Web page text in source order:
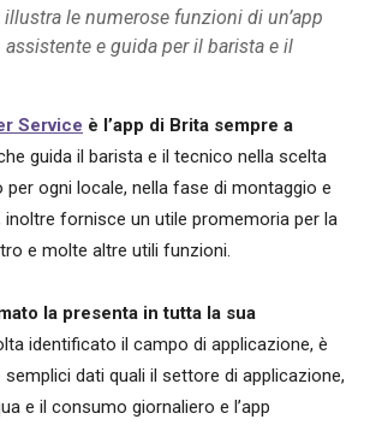
le numerose funzioni di un’app
e guida per il barista e il
Service è l’app di Brita sempre a
guida il barista e il tecnico nella scelta
ogni locale, nella fase di montaggio e
inoltre fornisce un utile promemoria per la
e molte altre utili funzioni.
la presenta in tutta la sua
identificato il campo di applicazione, è
dati quali il settore di applicazione,
e il consumo giornaliero e l’app